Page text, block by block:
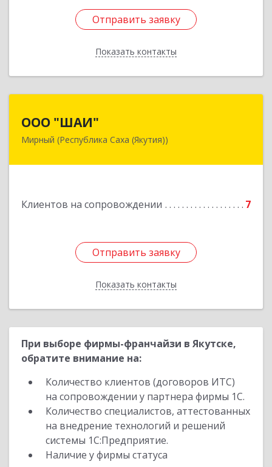
Отправить заявку
Показать контакты
Отправить заявку
Назад
ООО "ШАИ"
Мирный (Республика Саха (Якутия))
Клиентов на сопровождении 7
Отправить заявку
Показать контакты
678175, Республика Саха (Якутия), у.
Подробнее
Отправить заявку
Назад
При выборе фирмы-франчайзи в Якутске,
обратите внимание на:
Количество клиентов (договоров ИТС)
на сопровождении у партнера фирмы 1С.
Количество специалистов, аттестованных
на внедрение технологий и решений
системы 1С:Предприятие.
Наличие у фирмы статуса